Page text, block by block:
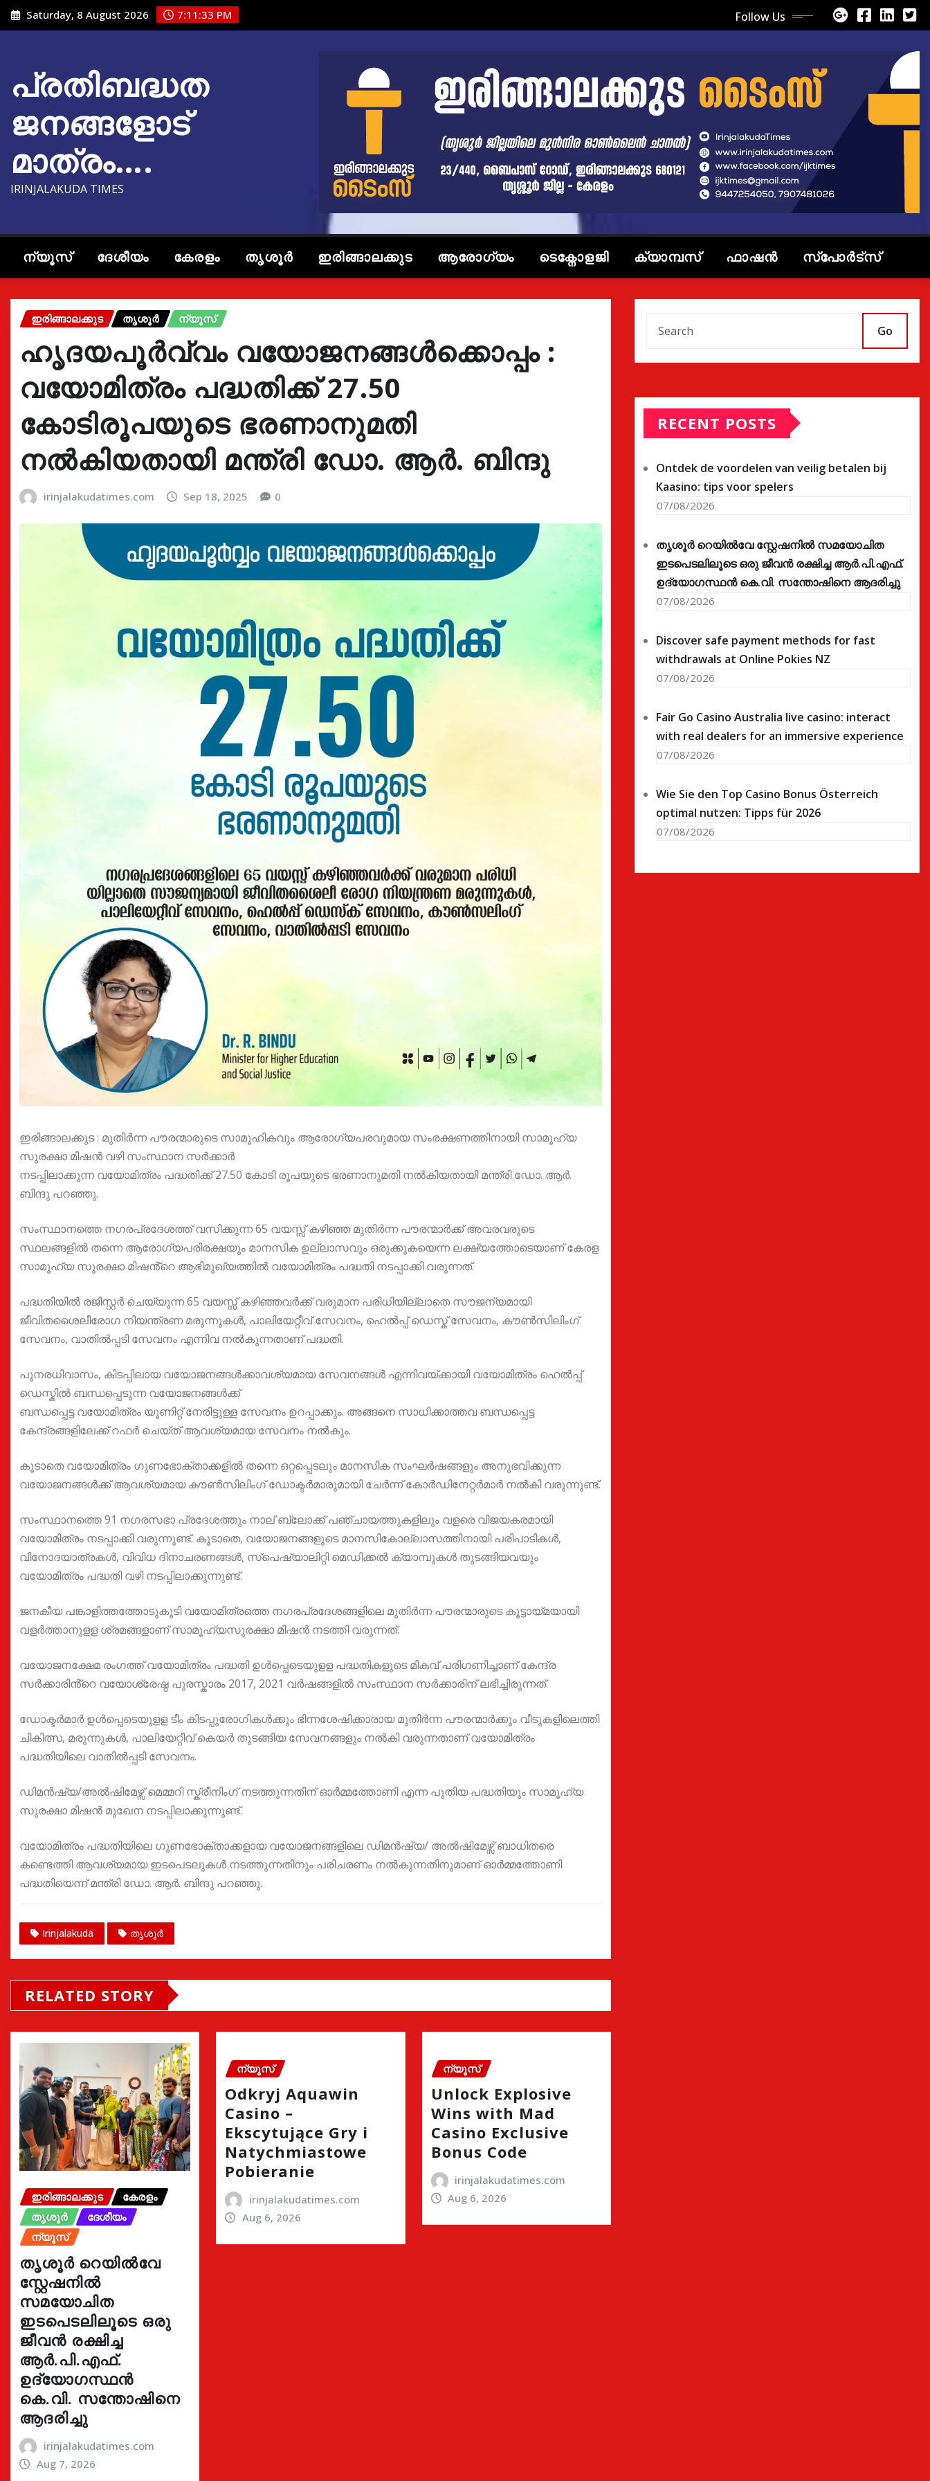
Skip
to
Saturday, 8 August 2026 7:11:34 PM Follow Us
പ്രതിബദ്ധത
ജനങ്ങളോട്
മാത്രം….
IRINJALAKUDA TIMES
ന്യൂസ് ദേശീയം കേരളം തൃശൂർ ഇരിങ്ങാലക്കുട ആരോഗ്യം ടെക്നോളജി ക്യാമ്പസ് ഫാഷൻ സ്പോർട്സ്
ഇരിങ്ങാലക്കുട തൃശൂർ ന്യൂസ്
ഹൃദയപൂർവ്വം വയോജനങ്ങൾക്കൊപ്പം :
വയോമിത്രം പദ്ധതിക്ക് 27.50
കോടിരൂപയുടെ ഭരണാനുമതി
നൽകിയതായി മന്ത്രി ഡോ. ആർ. ബിന്ദു
irinjalakudatimes.com Sep 18, 2025 0
ഇരിങ്ങാലക്കുട : മുതിർന്ന പൗരന്മാരുടെ സാമൂഹികവും ആരോഗ്യപരവുമായ സംരക്ഷണത്തിനായി സാമൂഹ്യ
സുരക്ഷാ മിഷൻ വഴി സംസ്ഥാന സർക്കാർ
നടപ്പിലാക്കുന്ന വയോമിത്രം പദ്ധതിക്ക് 27.50 കോടി രൂപയുടെ ഭരണാനുമതി നൽകിയതായി മന്ത്രി ഡോ. ആർ.
ബിന്ദു പറഞ്ഞു.
സംസ്ഥാനത്തെ നഗരപ്രദേശത്ത് വസിക്കുന്ന 65 വയസ്സ് കഴിഞ്ഞ മുതിർന്ന പൗരന്മാർക്ക് അവരവരുടെ
സ്ഥലങ്ങളിൽ തന്നെ ആരോഗ്യപരിരക്ഷയും മാനസിക ഉല്ലാസവും ഒരുക്കുകയെന്ന ലക്ഷ്യത്തോടെയാണ് കേരള
സാമൂഹ്യ സുരക്ഷാ മിഷൻ്റെ ആഭിമുഖ്യത്തിൽ വയോമിത്രം പദ്ധതി നടപ്പാക്കി വരുന്നത്.
പദ്ധതിയിൽ രജിസ്റ്റർ ചെയ്യുന്ന 65 വയസ്സ് കഴിഞ്ഞവർക്ക് വരുമാന പരിധിയില്ലാതെ സൗജന്യമായി
ജീവിതശൈലീരോഗ നിയന്ത്രണ മരുന്നുകൾ, പാലിയേറ്റീവ് സേവനം, ഹെൽപ്പ് ഡെസ്ക് സേവനം, കൗൺസിലിംഗ്
സേവനം, വാതിൽപ്പടി സേവനം എന്നിവ നൽകുന്നതാണ് പദ്ധതി.
പുനരധിവാസം, കിടപ്പിലായ വയോജനങ്ങൾക്കാവശ്യമായ സേവനങ്ങൾ എന്നിവയ്ക്കായി വയോമിത്രം ഹെൽപ്പ്
ഡെസ്കിൽ ബന്ധപ്പെടുന്ന വയോജനങ്ങൾക്ക്
ബന്ധപ്പെട്ട വയോമിത്രം യൂണിറ്റ് നേരിട്ടുള്ള സേവനം ഉറപ്പാക്കും. അങ്ങനെ സാധിക്കാത്തവ ബന്ധപ്പെട്ട
കേന്ദ്രങ്ങളിലേക്ക് റഫർ ചെയ്ത് ആവശ്യമായ സേവനം നൽകും.
കൂടാതെ വയോമിത്രം ഗുണഭോക്താക്കളിൽ തന്നെ ഒറ്റപ്പെടലും മാനസിക സംഘർഷങ്ങളും അനുഭവിക്കുന്ന
വയോജനങ്ങൾക്ക് ആവശ്യമായ കൗൺസിലിംഗ് ഡോക്ടർമാരുമായി ചേർന്ന് കോർഡിനേറ്റർമാർ നൽകി വരുന്നുണ്ട്.
സംസ്ഥാനത്തെ 91 നഗരസഭാ പ്രദേശത്തും നാല് ബ്ലോക്ക് പഞ്ചായത്തുകളിലും വളരെ വിജയകരമായി
വയോമിത്രം നടപ്പാക്കി വരുന്നുണ്ട്. കൂടാതെ, വയോജനങ്ങളുടെ മാനസികോല്ലാസത്തിനായി പരിപാടികൾ,
വിനോദയാത്രകൾ, വിവിധ ദിനാചരണങ്ങൾ, സ്പെഷ്യാലിറ്റി മെഡിക്കൽ ക്യാമ്പുകൾ തുടങ്ങിയവയും
വയോമിത്രം പദ്ധതി വഴി നടപ്പിലാക്കുന്നുണ്ട്.
ജനകീയ പങ്കാളിത്തത്തോടുകൂടി വയോമിത്രത്തെ നഗരപ്രദേശങ്ങളിലെ മുതിർന്ന പൗരന്മാരുടെ കൂട്ടായ്മയായി
വളർത്താനുളള ശ്രമങ്ങളാണ് സാമൂഹ്യസുരക്ഷാ മിഷൻ നടത്തി വരുന്നത്.
വയോജനക്ഷേമ രംഗത്ത് വയോമിത്രം പദ്ധതി ഉൾപ്പെടെയുളള പദ്ധതികളുടെ മികവ് പരിഗണിച്ചാണ് കേന്ദ്ര
സർക്കാരിൻ്റെ വയോശ്രേഷ്ഠ പുരസ്കാരം 2017, 2021 വർഷങ്ങളിൽ സംസ്ഥാന സർക്കാരിന് ലഭിച്ചിരുന്നത്.
ഡോക്ടർമാർ ഉൾപ്പെടെയുളള ടീം കിടപ്പുരോഗികൾക്കും ഭിന്നശേഷിക്കാരായ മുതിർന്ന പൗരന്മാർക്കും വീടുകളിലെത്തി
ചികിത്സ, മരുന്നുകൾ, പാലിയേറ്റീവ് കെയർ തുടങ്ങിയ സേവനങ്ങളും നൽകി വരുന്നതാണ് വയോമിത്രം
പദ്ധതിയിലെ വാതിൽപ്പടി സേവനം.
ഡിമൻഷ്യ/അൽഷിമേഴ്സ് മെമ്മറി സ്ക്രീനിംഗ് നടത്തുന്നതിന് ഓർമ്മത്തോണി എന്ന പുതിയ പദ്ധതിയും സാമൂഹ്യ
സുരക്ഷാ മിഷൻ മുഖേന നടപ്പിലാക്കുന്നുണ്ട്.
വയോമിത്രം പദ്ധതിയിലെ ഗുണഭോക്താക്കളായ വയോജനങ്ങളിലെ ഡിമൻഷ്യ/ അൽഷിമേഴ്സ് ബാധിതരെ
കണ്ടെത്തി ആവശ്യമായ ഇടപെടലുകൾ നടത്തുന്നതിനും പരിചരണം നൽകുന്നതിനുമാണ് ഓർമ്മത്തോണി
പദ്ധതിയെന്ന് മന്ത്രി ഡോ. ആർ. ബിന്ദു പറഞ്ഞു.
Irinjalakuda തൃശൂർ
RELATED STORY
ഇരിങ്ങാലക്കുട
കേരളം
തൃശൂർ
ദേശീയം
ന്യൂസ്
തൃശൂർ റെയിൽവേ
സ്റ്റേഷനിൽ
സമയോചിത
ഇടപെടലിലൂടെ ഒരു
ജീവൻ രക്ഷിച്ച
ആർ.പി.എഫ്.
ഉദ്യോഗസ്ഥൻ
കെ.വി. സന്തോഷിനെ
ആദരിച്ചു
irinjalakudatimes.com
Aug 7, 2026
ന്യൂസ്
Odkryj Aquawin
Casino –
Ekscytujące Gry i
Natychmiastowe
Pobieranie
irinjalakudatimes.com
Aug 6, 2026
ന്യൂസ്
Unlock Explosive
Wins with Mad
Casino Exclusive
Bonus Code
irinjalakudatimes.com
Aug 6, 2026
Go
RECENT POSTS
Ontdek de voordelen van veilig betalen bij
Kaasino: tips voor spelers
07/08/2026
തൃശൂർ റെയിൽവേ സ്റ്റേഷനിൽ സമയോചിത
ഇടപെടലിലൂടെ ഒരു ജീവൻ രക്ഷിച്ച ആർ.പി.എഫ്.
ഉദ്യോഗസ്ഥൻ കെ.വി. സന്തോഷിനെ ആദരിച്ചു
07/08/2026
Discover safe payment methods for fast
withdrawals at Online Pokies NZ
07/08/2026
Fair Go Casino Australia live casino: interact
with real dealers for an immersive experience
07/08/2026
Wie Sie den Top Casino Bonus Österreich
optimal nutzen: Tipps für 2026
07/08/2026